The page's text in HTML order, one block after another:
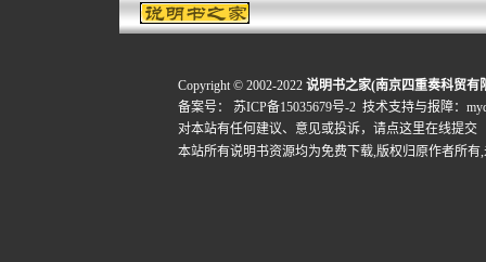
Copyright © 2002-2022 说明书之家(南京四重奏科贸有
备案号：
苏ICP备15035679号-2 技术支持与报障：
对本站有任何建议、意见或投诉， 请点这里在线提交
本站所有说明书资源均为免费下载,版权归原作者所